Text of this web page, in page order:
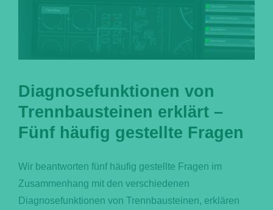
Diagnosefunktionen von
Trennbausteinen erklärt –
Fünf häufig gestellte Fragen
Wir beantworten fünf häufig gestellte Fragen im
Zusammenhang mit den verschiedenen
Diagnosefunktionen von Trennbausteinen, erklären